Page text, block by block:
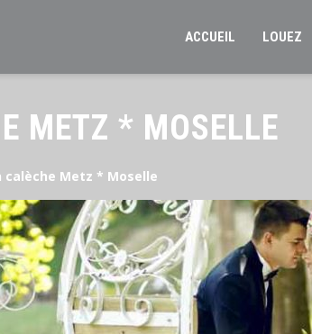
ACCUEIL LOUEZ
METZ * MOSELLE
calèche Metz * Moselle